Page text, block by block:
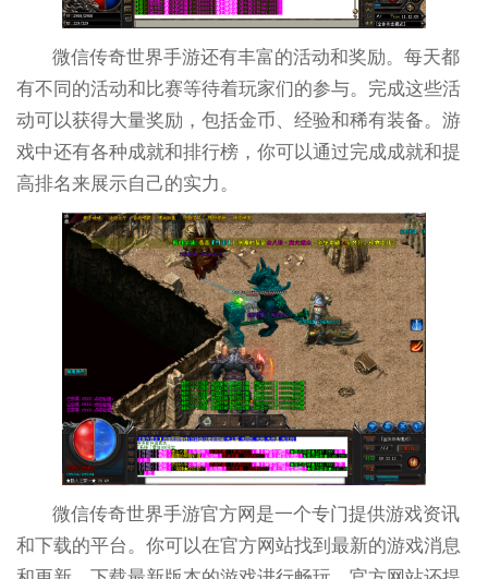
微信传奇世界手游还有丰富的活动和奖励。每天都
有不同的活动和比赛等待着玩家们的参与。完成这些活
动可以获得大量奖励，包括金币、经验和稀有装备。游
戏中还有各种成就和排行榜，你可以通过完成成就和提
高排名来展示自己的实力。
微信传奇世界手游官方网是一个专门提供游戏资讯
和下载的平台。你可以在官方网站找到最新的游戏消息